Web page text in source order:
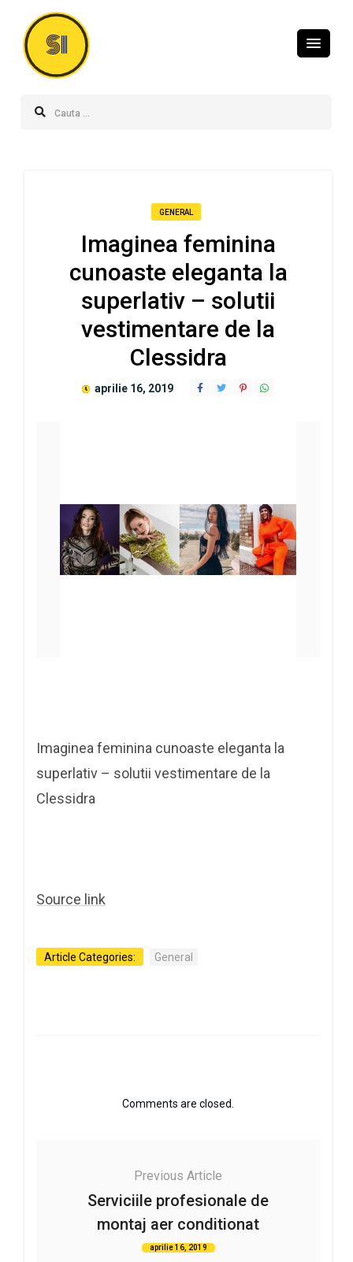
SI
GENERAL
Imaginea feminina
cunoaste eleganta la
superlativ – solutii
vestimentare de la
Clessidra
aprilie 16, 2019
Imaginea feminina cunoaste eleganta la
superlativ – solutii vestimentare de la
Clessidra
Source link
Article Categories: General
Comments are closed.
Previous Article
Serviciile profesionale de
montaj aer conditionat
aprilie 16, 2019